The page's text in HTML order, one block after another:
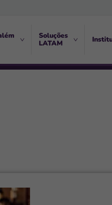
Soluções
LATAM